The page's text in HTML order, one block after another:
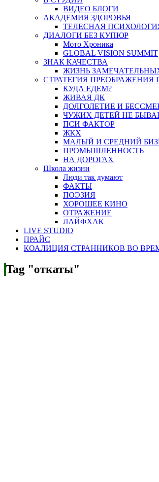
ВИДЕО БЛОГИ
АКАДЕМИЯ ЗДОРОВЬЯ
ТЕЛЕСНАЯ
ДИАЛОГИ БЕЗ КУПЮР
Мото Хроника
GLOBAL VISION SUMMIT
ЗНАК КАЧЕСТВА
ЖИЗНЬ
СТРАТЕГИЯ ПРЕОБРАЖЕНИЯ
КУДА ЕДЕМ?
ЖИВАЯ ДК
ДОЛГОЛЕТИЕ И
ЧУЖИХ ДЕТЕЙ НЕ
ПСИ ФАКТОР
ЖКХ
МАЛЫЙ И СРЕДНИЙ
ПРОМЫШЛЕННОСТЬ
НА ДОРОГАХ
Школа жизни
Люди так думают
ФАКТЫ
ПОЭЗИЯ
ХОРОШЕЕ КИНО
ОТРАЖЕНИЕ
ЛАЙФХАК
LIVE STUDIO
ПРАЙС
КОАЛИЦИЯ СТРАННИКОВ ВО
Tag "откаты"